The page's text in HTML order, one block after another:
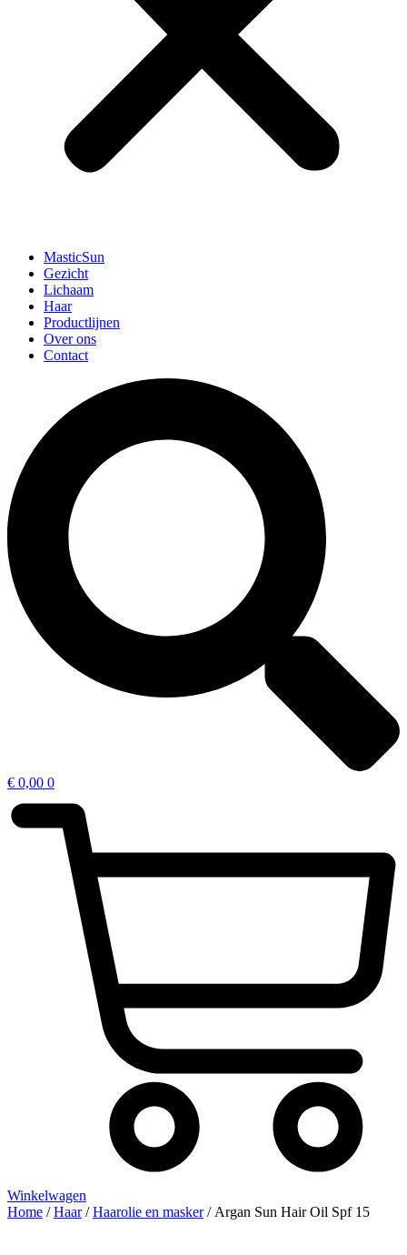
MasticSun
Gezicht
Lichaam
Haar
Productlijnen
Over ons
Contact
€ 0,00 0
Winkelwagen
Home /Haar/Haarolie en masker/ Argan Sun Hair Oil Spf 15